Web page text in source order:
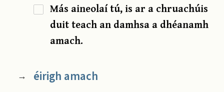
Más aineolaí tú, is ar a chruachúis
duit teach an damhsa a dhéanamh
amach.
→ éirigh amach